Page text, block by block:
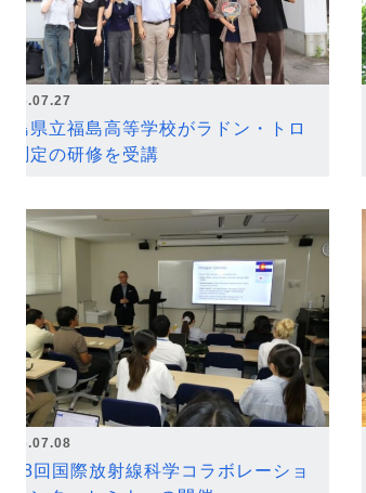
2026.07.27
福島県立福島高等学校がラドン・トロ
ン測定の研修を受講
2026.07.08
第18回国際放射線科学コラボレーショ